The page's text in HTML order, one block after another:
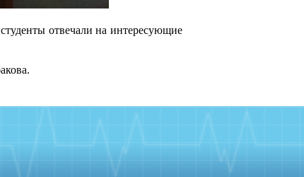
отвечали на интересующие